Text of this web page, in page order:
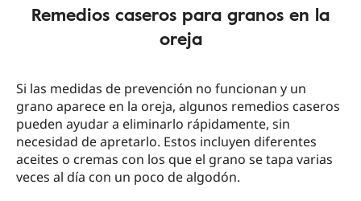
Remedios caseros para granos en la
oreja
Si las medidas de prevención no funcionan y un
grano aparece en la oreja, algunos remedios caseros
pueden ayudar a eliminarlo rápidamente, sin
necesidad de apretarlo. Estos incluyen diferentes
aceites o cremas con los que el grano se tapa varias
veces al día con un poco de algodón.